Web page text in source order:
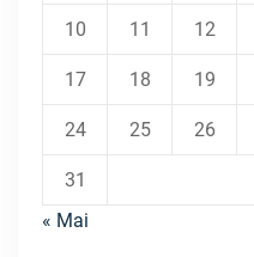
10 11 12
17 18 19
24 25 26
31
« Mai